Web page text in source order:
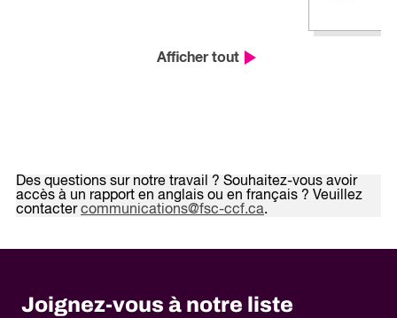
Afficher tout
Des questions sur notre travail ? Souhaitez-vous avoir
accès à un rapport en anglais ou en français ? Veuillez
contactercommunications@fsc-ccf.ca.
Joignez-vous à notre liste